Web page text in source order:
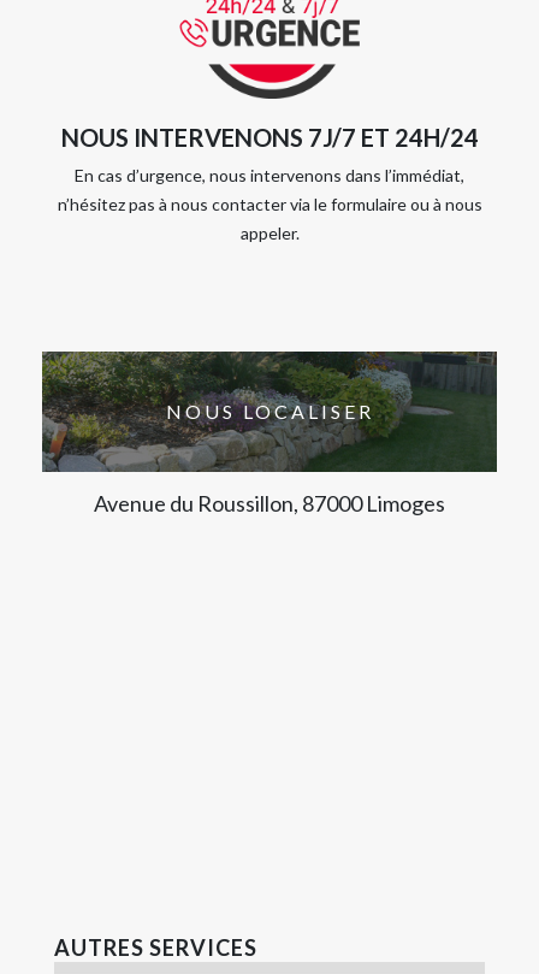
NOUS INTERVENONS 7J/7 ET 24H/24
En cas d’urgence, nous intervenons dans l’immédiat,
n’hésitez pas à nous contacter via le formulaire ou à nous
appeler.
NOUS LOCALISER
Avenue du Roussillon, 87000 Limoges
AUTRES SERVICES